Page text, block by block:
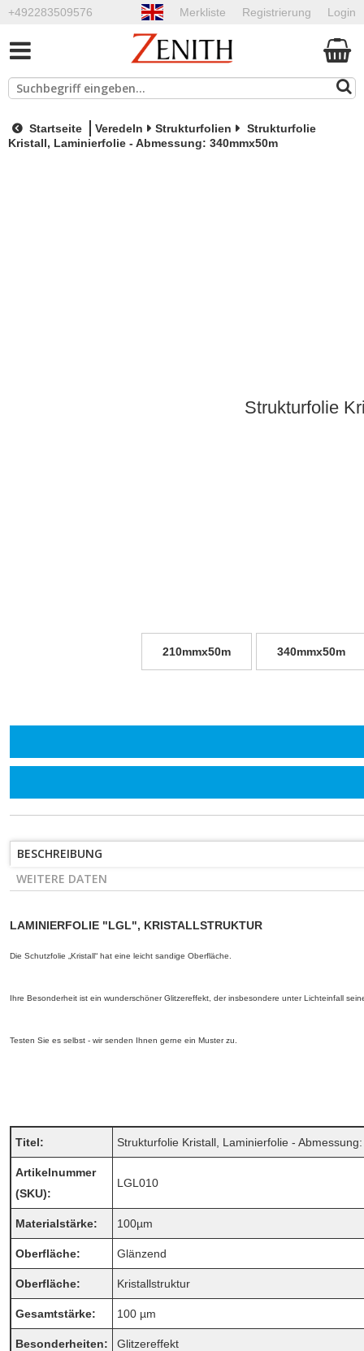
+492283509576 Login
Registrierung
Merkliste
Startseite Veredeln Strukturfolien
Strukturfolie
Kristall, Laminierfolie - Abmessung: 340mmx50m
Strukturfolie
210mmx50m 340mmx50m
BESCHREIBUNG
WEITERE DATEN
LAMINIERFOLIE "LGL", KRISTALLSTRUKTUR
Die Schutzfolie „Kristall“ hat eine leicht sandige Oberfläche.
Ihre Besonderheit ist ein wunderschöner Glitzereffekt, der insbesondere unter Lichteinfall
Testen Sie es selbst - wir senden Ihnen gerne ein Muster zu.
Titel: Strukturfolie Kristall, Laminierfolie -
Artikelnummer
(SKU):
LGL010
Materialstärke: 100µm
Oberfläche: Glänzend
Oberfläche: Kristallstruktur
Gesamtstärke: 100 µm
Besonderheiten: Glitzereffekt